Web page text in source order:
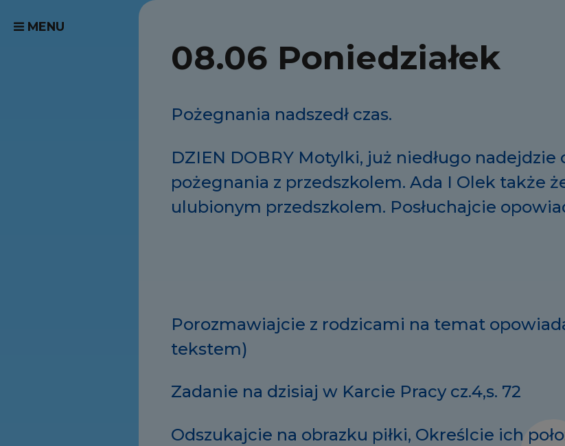
MENU
08.06 Poniedziałek
Pożegnania nadszedł czas.
DZIEN DOBRY Motylki, już niedługo nadejdzie
pożegnania z przedszkolem. Ada I Olek także
ulubionym przedszkolem. Posłuchajcie
Porozmawiajcie z rodzicami na temat
tekstem)
Zadanie na dzisiaj w Karcie Pracy cz.4,s. 72
Odszukajcie na obrazku piłki, Określcie ich